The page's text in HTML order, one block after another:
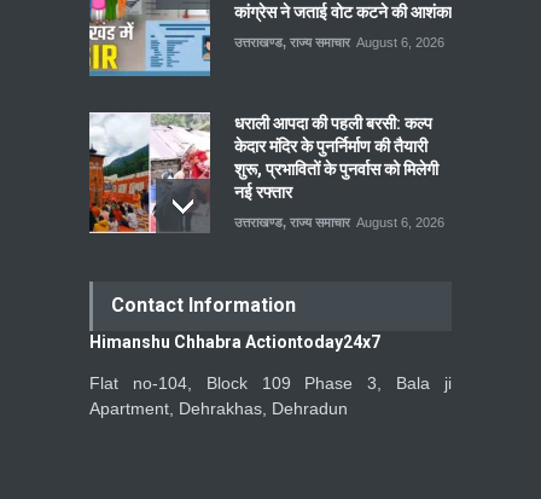
कांग्रेस ने जताई वोट कटने की आशंका
उत्तराखण्ड, राज्य समाचार August 6, 2026
धराली आपदा की पहली बरसी: कल्प
केदार मंदिर के पुनर्निर्माण की तैयारी
शुरू, प्रभावितों के पुनर्वास को मिलेगी
नई रफ्तार
उत्तराखण्ड, राज्य समाचार August 6, 2026
Contact Information
Himanshu Chhabra Actiontoday24x7
Flat no-104, Block 109 Phase 3, Bala ji
Apartment, Dehrakhas, Dehradun